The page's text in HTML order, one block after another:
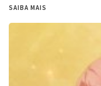
SAIBA MAIS